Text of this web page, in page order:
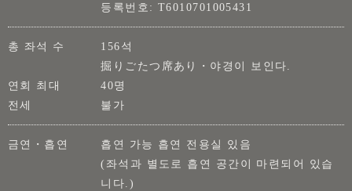
등록번호: T6010701005431
총 좌석 수
156석
掘りごたつ席あり・야경이 보인다.
연회 최대
40명
전세
불가
금연・흡연
흡연 가능 흡연 전용실 있음
(좌석과 별도로 흡연 공간이 마련되어 있습
니다.)